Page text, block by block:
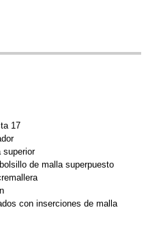
17
superior
de malla superpuesto
con inserciones de malla